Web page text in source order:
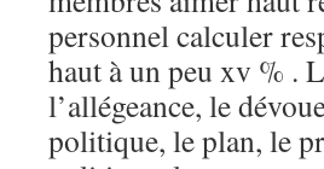
personnel calculer
haut à un peu xv % .
l’allégeance, le
politique, le plan, le